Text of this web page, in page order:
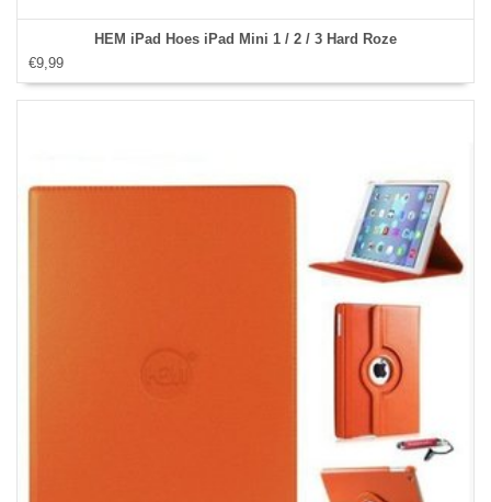
HEM iPad Hoes iPad Mini 1 / 2 / 3 Hard Roze
€9,99